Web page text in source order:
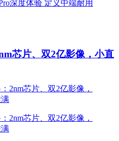
芯片、双2亿影像，小直